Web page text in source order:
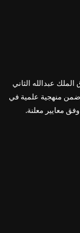
عبدالله الثاني
ضمن منهجية علمية في
معايير معلنة.